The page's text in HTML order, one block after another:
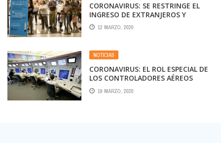
CORONAVIRUS: SE RESTRINGE EL
INGRESO DE EXTRANJEROS Y
PEDIRÁN UNA VISA SANITARIA
12 MARZO, 2020
NOTICIAS
CORONAVIRUS: EL ROL ESPECIAL DE
LOS CONTROLADORES AÉREOS
19 MARZO, 2020